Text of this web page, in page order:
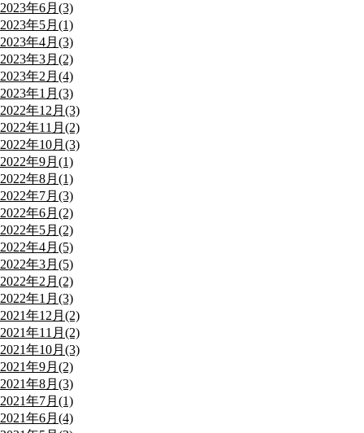
2023年6月(3)
2023年5月(1)
2023年4月(3)
2023年3月(2)
2023年2月(4)
2023年1月(3)
2022年12月(3)
2022年11月(2)
2022年10月(3)
2022年9月(1)
2022年8月(1)
2022年7月(3)
2022年6月(2)
2022年5月(2)
2022年4月(5)
2022年3月(5)
2022年2月(2)
2022年1月(3)
2021年12月(2)
2021年11月(2)
2021年10月(3)
2021年9月(2)
2021年8月(3)
2021年7月(1)
2021年6月(4)